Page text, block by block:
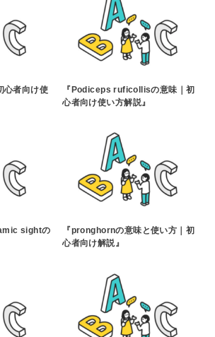
心者向け使
『Podiceps ruficollisの意味｜初
心者向け使い方解説』
sightの
『pronghornの意味と使い方｜初
心者向け解説』